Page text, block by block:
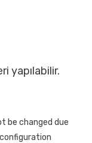
yapılabilir.
be changed due